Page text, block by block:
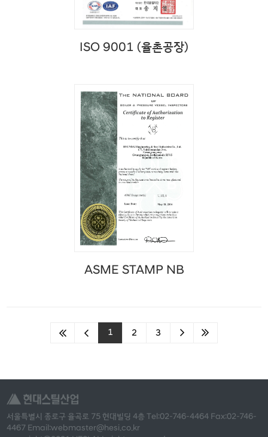
ISO 9001 (율촌공장)
ASME STAMP NB
3
2
1
서울특별시 종로구 율곡로 75 현대빌딩 4층 Tel:02-746-4464 Fax:02-746-
4467 Email:webmaster@hesi.co.kr